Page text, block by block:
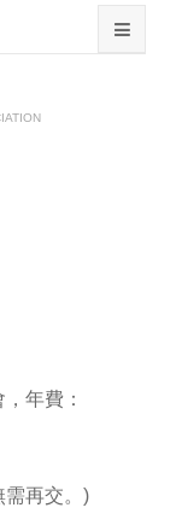
年費：
需再交。)